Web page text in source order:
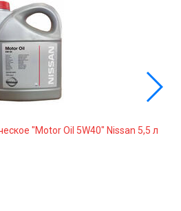
"Motor Oil 5W40" Nissan 5,5 л